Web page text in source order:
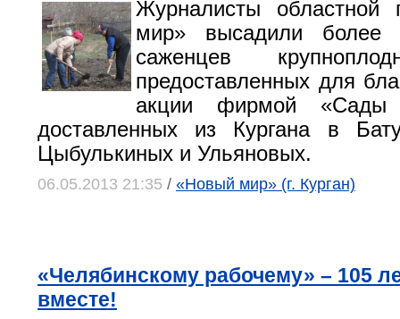
Журналисты областной
мир» высадили более
саженцев
предоставленных для
акции фирмой «Сады
доставленных из Кургана в
Цыбулькиных и Ульяновых.
06.05.2013 21:35 / «Новый мир» (г. Курган)
«Челябинскому рабочему» – 105
вместе!